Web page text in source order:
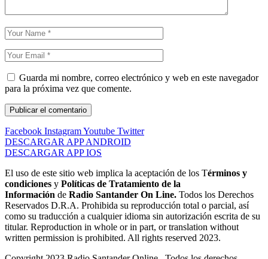
Guarda mi nombre, correo electrónico y web en este navegador
para la próxima vez que comente.
Facebook InstagramYoutube Twitter
DESCARGAR APP ANDROID
DESCARGAR APP IOS
El uso de este sitio web implica la aceptación de los Términos y
condiciones y Políticas de Tratamiento de la
Información de Radio Santander On Line. Todos los Derechos
Reservados D.R.A. Prohibida su reproducción total o parcial, así
como su traducción a cualquier idioma sin autorización escrita de su
titular. Reproduction in whole or in part, or translation without
written permission is prohibited. All rights reserved 2023.